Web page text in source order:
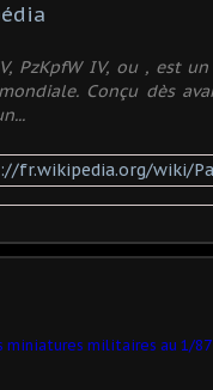
PzKpfW IV, ou , est
Conçu dès
fr.wikipedia.org/wiki/